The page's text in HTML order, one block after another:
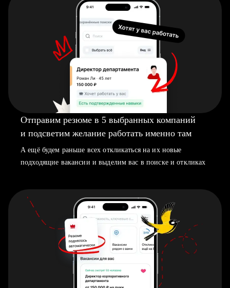
Отправим резюме в 5 выбранных компаний
и подсветим желание работать именно там
А ещё будем раньше всех откликаться на их новые
подходящие вакансии и выделим вас в поиске и откликах